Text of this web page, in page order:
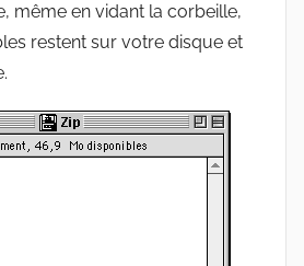
même en vidant la corbeille,
restent sur votre disque et